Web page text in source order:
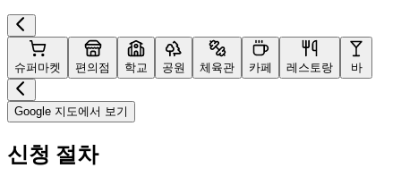
슈퍼마켓 편의점 학교 공원 체육관 카페 레스토랑 바
Google 지도에서 보기
신청 절차